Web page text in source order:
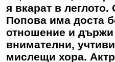
я вкарат в
Попова има доста
отношение и държи
внимателни,
мислещи хора.